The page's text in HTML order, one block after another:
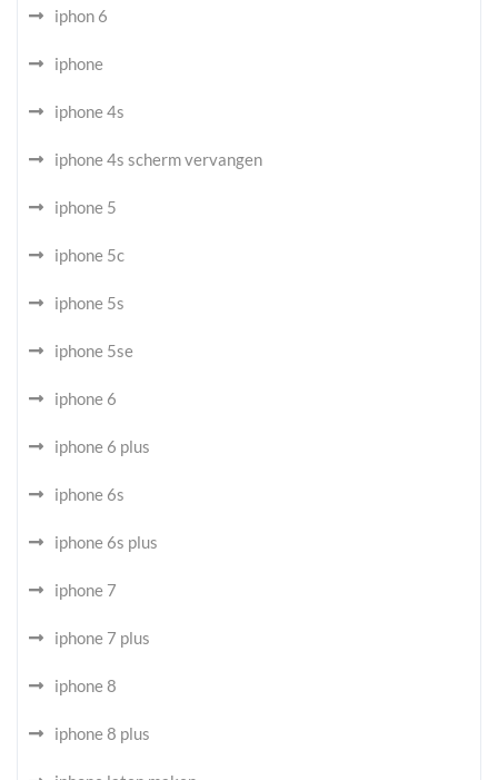
iphon 6
iphone
iphone 4s
iphone 4s scherm vervangen
iphone 5
iphone 5c
iphone 5s
iphone 5se
iphone 6
iphone 6 plus
iphone 6s
iphone 6s plus
iphone 7
iphone 7 plus
iphone 8
iphone 8 plus